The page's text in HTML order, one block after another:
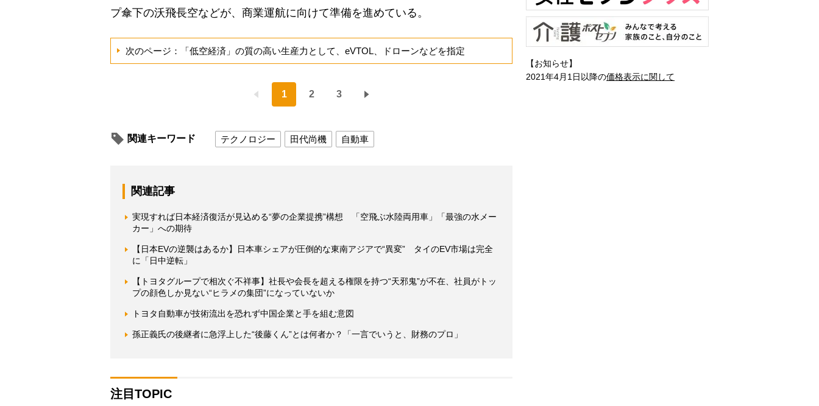
プ傘下の沃飛長空などが、商業運航に向けて準備を進めている。
次のページ：「低空経済」の質の高い生産力として、eVTOL、ドローンなどを指定
1 2 3
関連キーワード テクノロジー 田代尚機 自動車
関連記事
実現すれば日本経済復活が見込める“夢の企業提携”構想 「空飛ぶ水陸両用車」「最強の水メー
カー」への期待
【日本EVの逆襲はあるか】日本車シェアが圧倒的な東南アジアで“異変” タイのEV市場は完全
に「日中逆転」
【トヨタグループで相次ぐ不祥事】社長や会長を超える権限を持つ“天邪鬼”が不在、社員がトッ
プの顔色しか見ない“ヒラメの集団”になっていないか
トヨタ自動車が技術流出を恐れず中国企業と手を組む意図
孫正義氏の後継者に急浮上した“後藤くん”とは何者か？「一言でいうと、財務のプロ」
注目TOPIC
【お知らせ】
2021年4月1日以降の価格表示に関して